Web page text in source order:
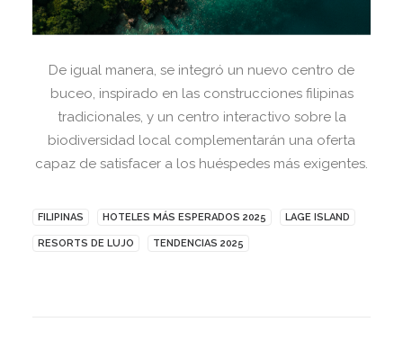
De igual manera, se integró un nuevo centro de
buceo, inspirado en las construcciones filipinas
tradicionales, y un centro interactivo sobre la
biodiversidad local complementarán una oferta
capaz de satisfacer a los huéspedes más exigentes.
FILIPINAS HOTELES MÁS ESPERADOS 2025 LAGE ISLAND
RESORTS DE LUJO TENDENCIAS 2025